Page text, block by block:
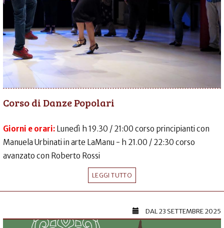
Corso di Danze Popolari
Giorni e orari: Lunedì h 19.30 / 21:00 corso principianti con
Manuela Urbinati in arte LaManu - h 21.00 / 22:30 corso
avanzato con Roberto Rossi
LEGGI TUTTO
DAL23 SETTEMBRE 2025